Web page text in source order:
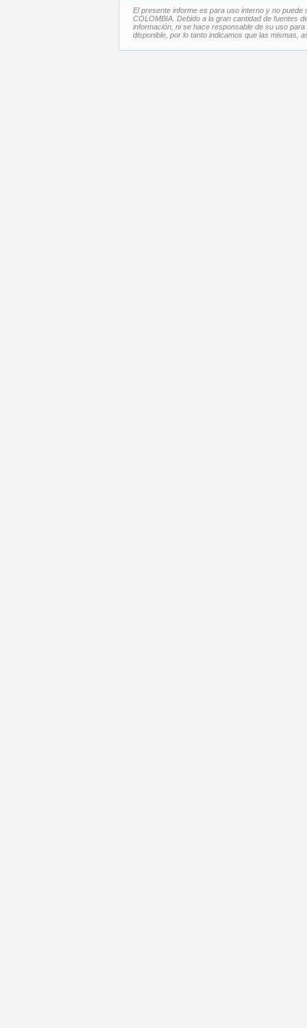
El presente informe es para uso interno y no
COLOMBIA. Debido a la gran cantidad de fuentes
información, ni se hace responsable de su uso
disponible, por lo tanto indicamos que las mismas,